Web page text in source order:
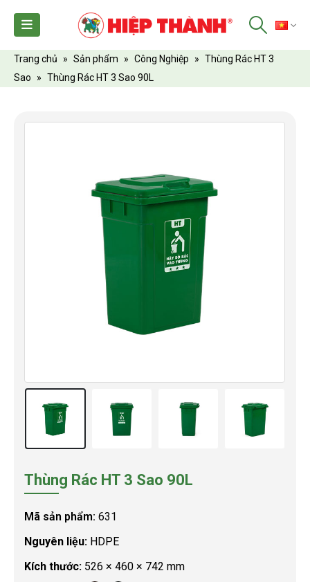
Trang chủ » Sản phẩm » Công Nghiệp » Thùng Rác HT 3
Sao
» Thùng Rác HT 3 Sao 90L
Thùng Rác HT 3 Sao 90L
Mã sản phẩm: 631
Nguyên liệu: HDPE
Kích thước: 526 × 460 × 742 mm